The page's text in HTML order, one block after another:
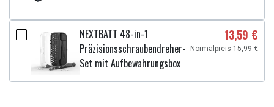
NEXTBATT 48-in-1
Präzisionsschraubendreher-
Set mit Aufbewahrungsbox
13,59 €
Normalpreis 15,99 €